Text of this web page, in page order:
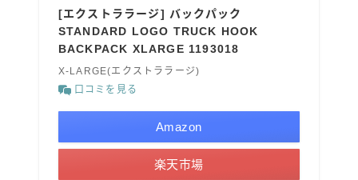
[エクストララージ] バックパック
STANDARD LOGO TRUCK HOOK
BACKPACK XLARGE 1193018
X-LARGE(エクストララージ)
口コミを見る
Amazon
楽天市場